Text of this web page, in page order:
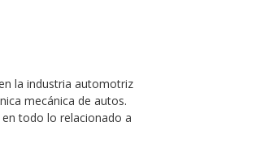
la industria automotriz
mecánica de autos.
todo lo relacionado a